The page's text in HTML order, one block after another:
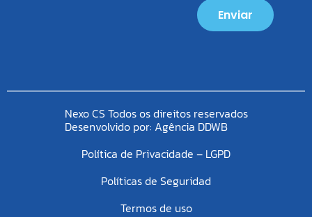
Enviar
Nexo CS Todos os direitos reservados
Desenvolvido por: Agência DDWB
Política de Privacidade – LGPD
Políticas de Seguridad
Termos de uso